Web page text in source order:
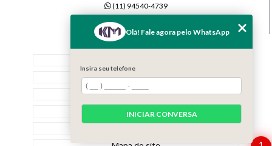
(11) 94540-4739
Quem Somos
Serviços
Contato
Olá! Fale agora pelo WhatsApp
Insira seu telefone
INICIAR CONVERSA